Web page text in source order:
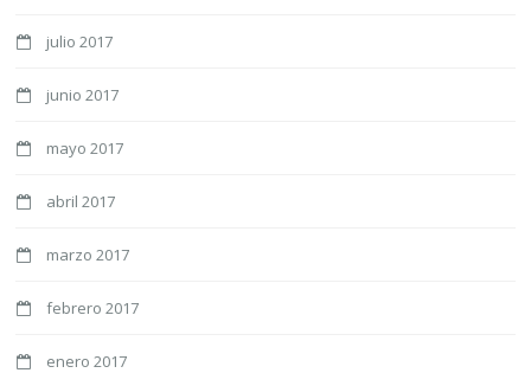
julio 2017
junio 2017
mayo 2017
abril 2017
marzo 2017
febrero 2017
enero 2017